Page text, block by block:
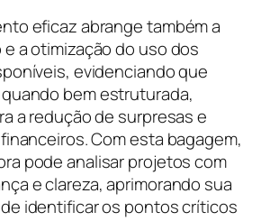
eficaz abrange também a
a otimização do uso dos
evidenciando que
bem estruturada,
a redução de surpresas e
Com esta bagagem,
pode analisar projetos com
e clareza, aprimorando sua
identificar os pontos críticos